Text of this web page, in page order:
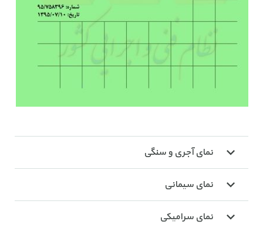
نمای آجری و سنگی
نمای سیمانی
نمای سرامیکی